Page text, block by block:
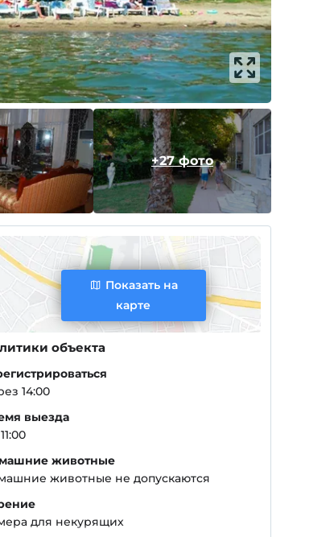
+27 фото
Показать на
карте
объекта
14:00
выезда
животные
животные не допускаются
для некурящих